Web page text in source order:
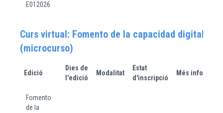
E012026
Curs virtual: Fomento de la capacidad digital
(microcurso)
Edició
Dies de
l'edició
Modalitat
Estat
d'inscripció
Més
Fomento
de la